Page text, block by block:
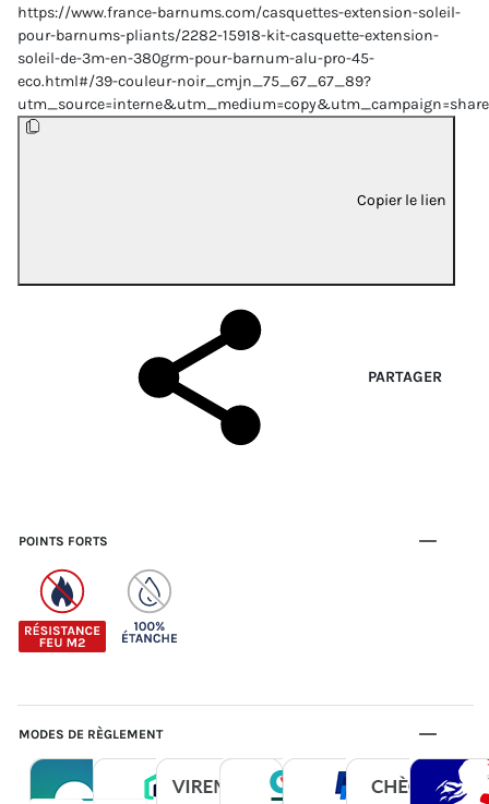
https://www.france-barnums.com/casquettes-extension-soleil-
pour-barnums-pliants/2282-15918-kit-casquette-extension-
soleil-de-3m-en-380grm-pour-barnum-alu-pro-45-
eco.html#/39-couleur-noir_cmjn_75_67_67_89?
Copier le lien
PARTAGER
POINTS FORTS
MODES DE RÈGLEMENT